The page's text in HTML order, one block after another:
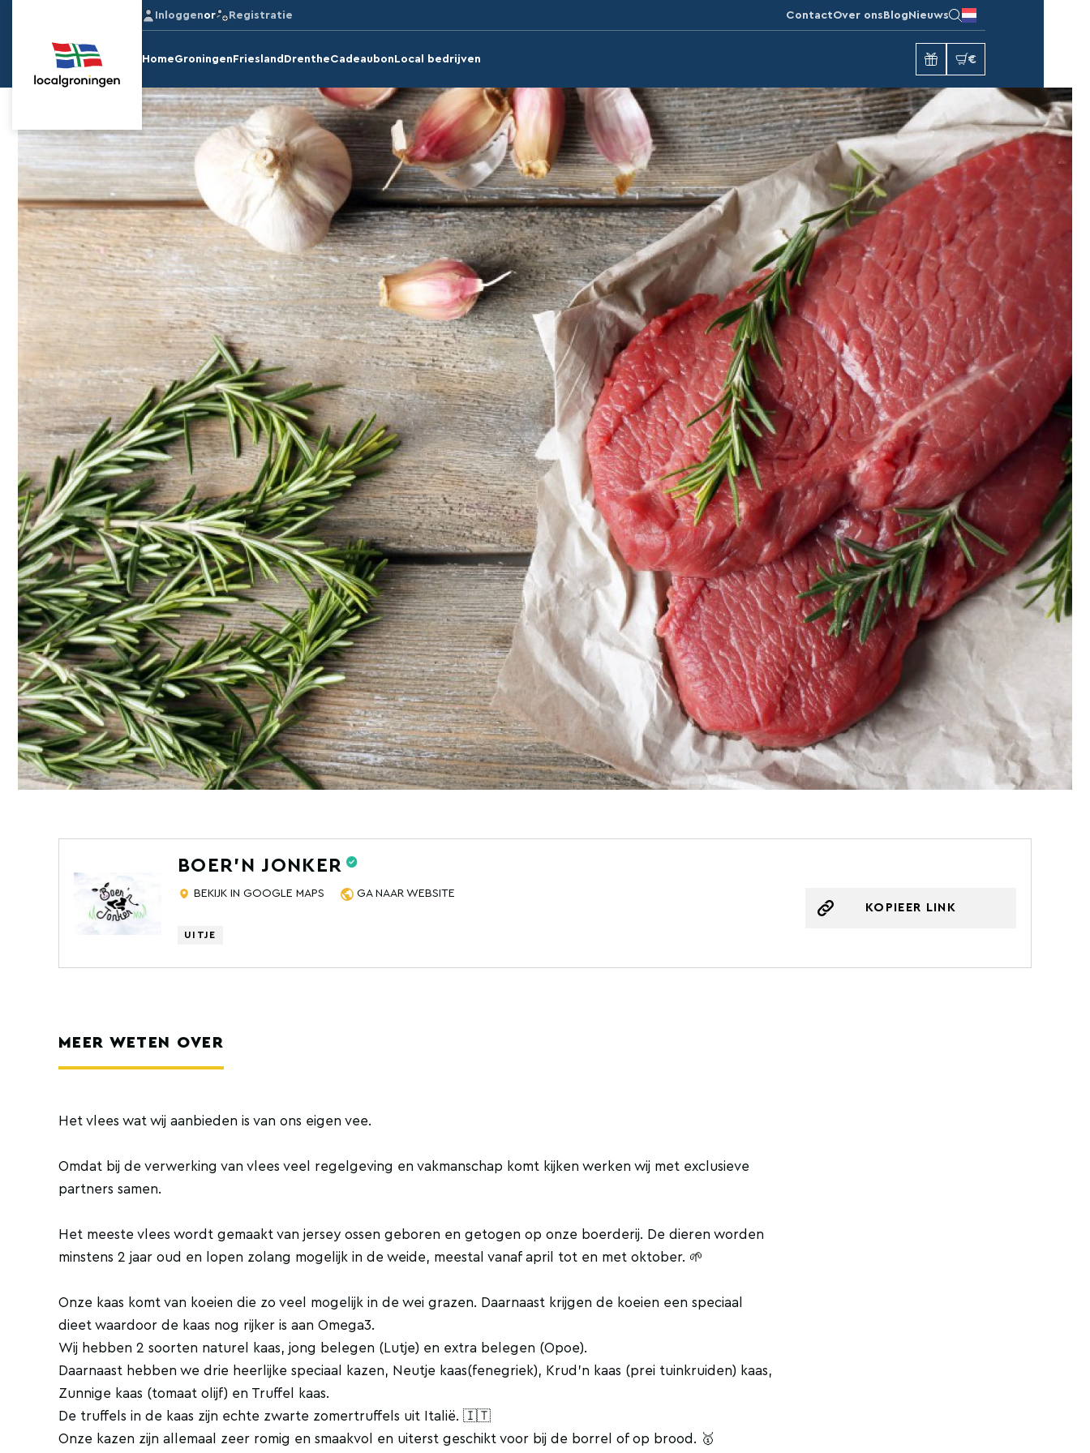
Inloggenor Registratie ContactOver ons Blog Nieuws
HomeGroningen Friesland DrentheCadeaubon Local bedrijven €
BOER'N JONKER
BEKIJK IN GOOGLE MAPS GA NAAR WEBSITE
UITJE
KOPIEER LINK
MEER WETEN OVER
Het vlees wat wij aanbieden is van ons eigen vee.
Omdat bij de verwerking van vlees veel regelgeving en vakmanschap komt kijken werken wij met exclusieve
partners samen.
Het meeste vlees wordt gemaakt van jersey ossen geboren en getogen op onze boerderij. De dieren worden
minstens 2 jaar oud en lopen zolang mogelijk in de weide, meestal vanaf april tot en met oktober. 🌱
Onze kaas komt van koeien die zo veel mogelijk in de wei grazen. Daarnaast krijgen de koeien een speciaal
dieet waardoor de kaas nog rijker is aan Omega3.
Wij hebben 2 soorten naturel kaas, jong belegen (Lutje) en extra belegen (Opoe).
Daarnaast hebben we drie heerlijke speciaal kazen, Neutje kaas(fenegriek), Krud’n kaas (prei tuinkruiden) kaas,
Zunnige kaas (tomaat olijf) en Truffel kaas.
De truffels in de kaas zijn echte zwarte zomertruffels uit Italië. 🇮🇹
Onze kazen zijn allemaal zeer romig en smaakvol en uiterst geschikt voor bij de borrel of op brood. 🥇